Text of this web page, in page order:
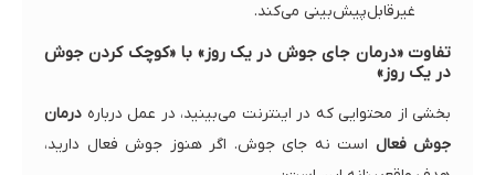
غیرقابل‌پیش‌بینی می‌کند.
تفاوت «درمان جای جوش در یک روز» با «کوچک کردن جوش
در یک روز»
بخشی از محتوایی که در اینترنت می‌بینید، در عمل درباره درمان
جوش فعال است نه جای جوش. اگر هنوز جوش فعال دارید،